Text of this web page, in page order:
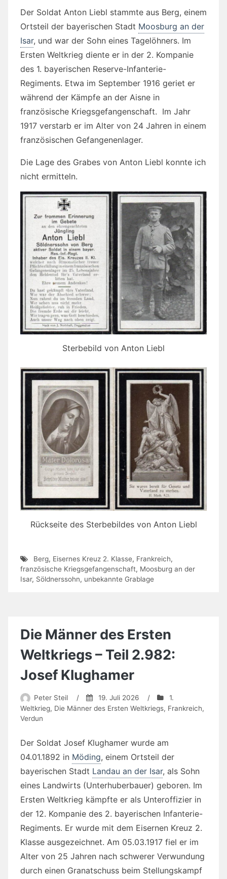
Der Soldat Anton Liebl stammte aus Berg, einem
Ortsteil der bayerischen Stadt Moosburg an der
Isar, und war der Sohn eines Tagelöhners. Im
Ersten Weltkrieg diente er in der 2. Kompanie
des 1. bayerischen Reserve-Infanterie-
Regiments. Etwa im September 1916 geriet er
während der Kämpfe an der Aisne in
französische Kriegsgefangenschaft. Im Jahr
1917 verstarb er im Alter von 24 Jahren in einem
französischen Gefangenenlager.
Die Lage des Grabes von Anton Liebl konnte ich
nicht ermitteln.
Sterbebild von Anton Liebl
Rückseite des Sterbebildes von Anton Liebl
Berg, Eisernes Kreuz 2. Klasse, Frankreich,
französische Kriegsgefangenschaft, Moosburg an der
Isar, Söldnerssohn, unbekannte Grablage
Die Männer des Ersten
Weltkriegs – Teil 2.982:
Josef Klughamer
Peter Steil / 19. Juli 2026 /
1.
Weltkrieg, Die Männer des Ersten Weltkriegs, Frankreich,
Verdun
Der Soldat Josef Klughamer wurde am
04.01.1892 in Möding, einem Ortsteil der
bayerischen Stadt Landau an der Isar, als Sohn
eines Landwirts (Unterhuberbauer) geboren. Im
Ersten Weltkrieg kämpfte er als Unteroffizier in
der 12. Kompanie des 2. bayerischen Infanterie-
Regiments. Er wurde mit dem Eisernen Kreuz 2.
Klasse ausgezeichnet. Am 05.03.1917 fiel er im
Alter von 25 Jahren nach schwerer Verwundung
durch einen Granatschuss beim Stellungskampf